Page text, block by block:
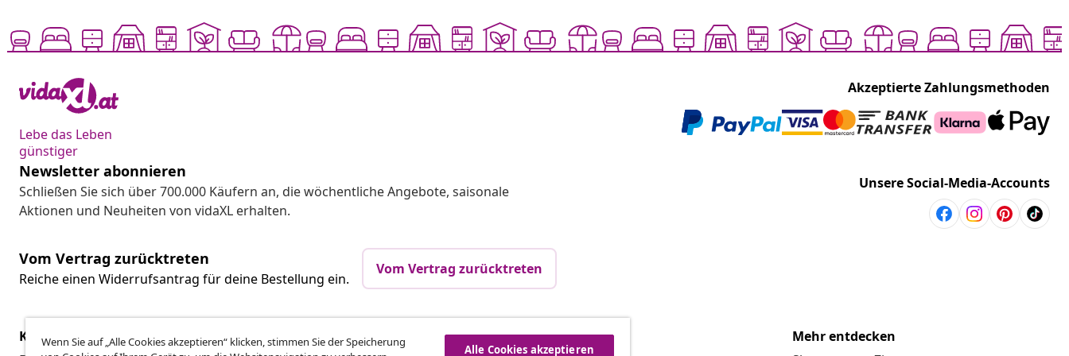
Lebe das Leben
günstiger
Akzeptierte Zahlungsmethoden
Newsletter abonnieren
Schließen Sie sich über 700.000 Käufern an, die wöchentliche Angebote, saisonale
Aktionen und Neuheiten von vidaXL erhalten.
Unsere Social-Media-Accounts
Vom Vertrag zurücktreten
Reiche einen Widerrufsantrag für deine Bestellung ein.
Vom Vertrag zurücktreten
Kundenservice
Business
vidaXL
Mehr entdecken
Wenn Sie auf „Alle Cookies akzeptieren“ klicken, stimmen Sie der Speicherung
Alle Cookies akzeptieren